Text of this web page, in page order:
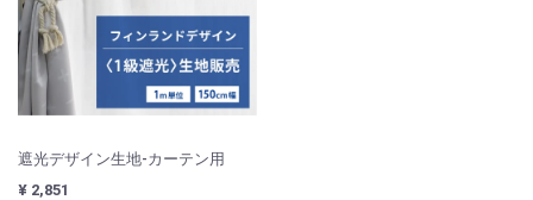
遮光デザイン生地-カーテン用
¥ 2,851